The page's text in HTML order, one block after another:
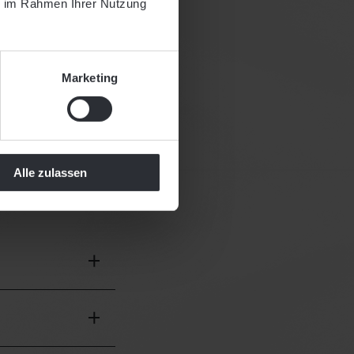
Rahmen Ihrer Nutzung
Marketing
Alle zulassen